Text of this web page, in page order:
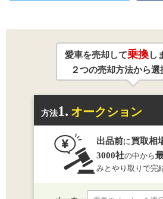
愛車を売却して乗換し
２つの売却方法から選
方法1. オークション
出品前に 買取相
3000社の中から
みとやり取りで完